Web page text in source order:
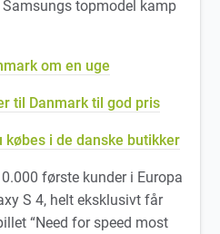
topmodel kamp
om en uge
til Danmark til god pris
købes i de danske butikker
første kunder i Europa
S 4, helt eksklusivt får
“Need for speed most